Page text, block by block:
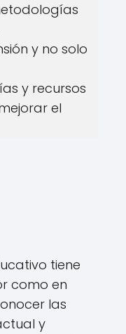
y no solo
y recursos
el
tiene
como en
las
y